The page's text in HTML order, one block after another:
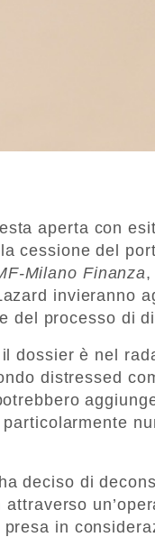
aperta con
cessione del
Milano Finanza,
invieranno
del processo di
dossier è nel
distressed
ha deciso di
in